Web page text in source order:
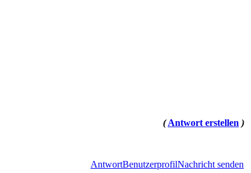
( Antwort erstellen )
AntwortBenutzerprofilNachricht senden